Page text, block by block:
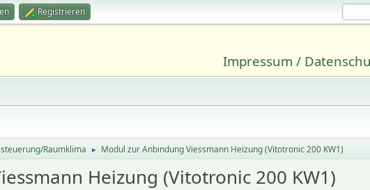
Registrieren
Impressum /
Raumklima ► Modul zur Anbindung Viessmann Heizung (Vitotronic 200 KW1)
Heizung (Vitotronic 200 KW1)